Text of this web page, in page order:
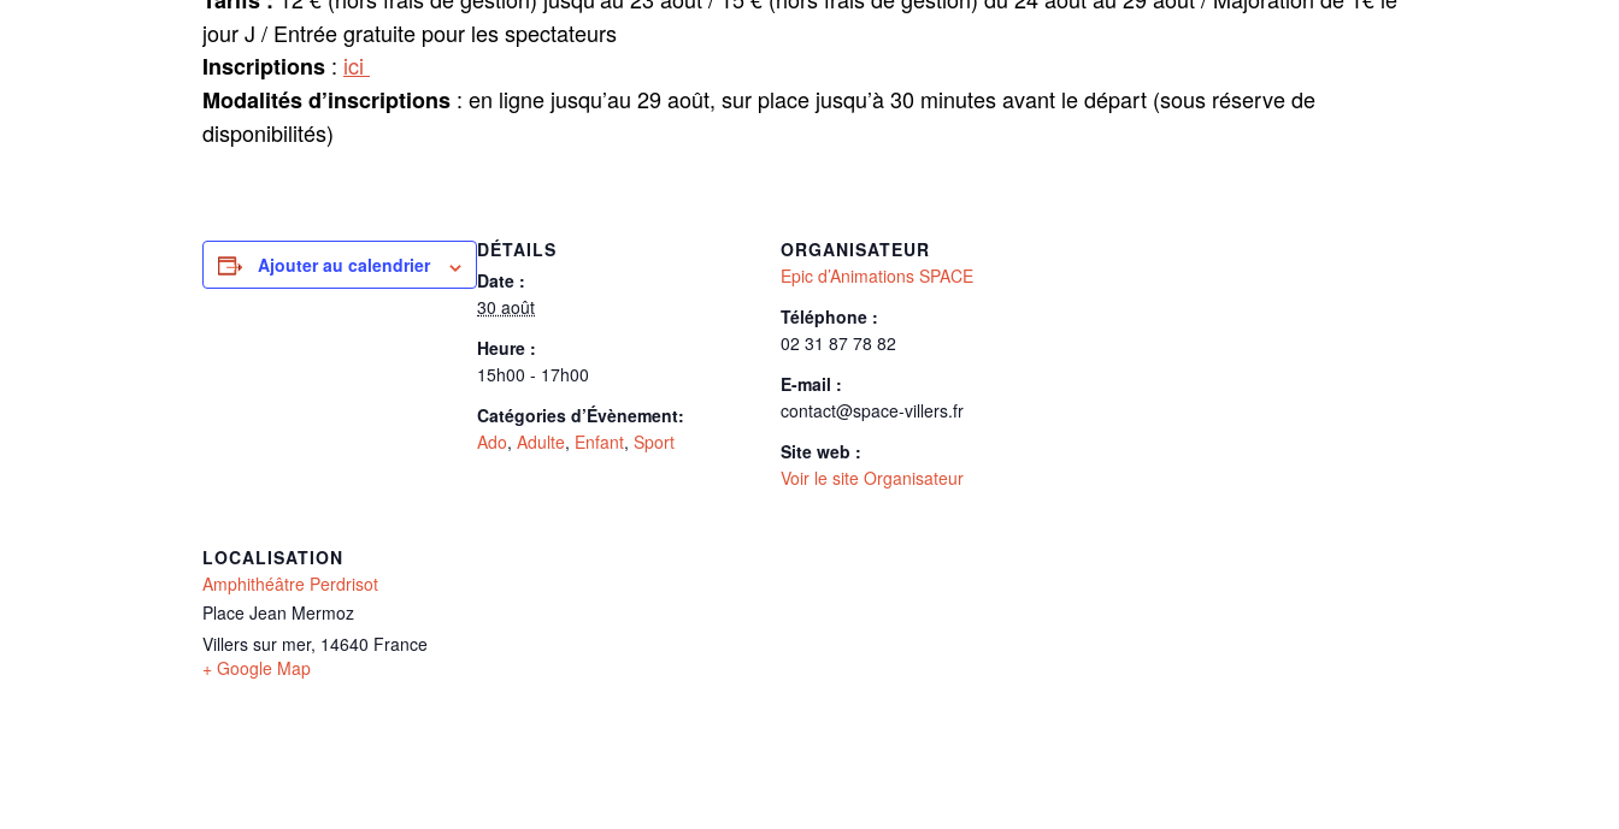
jour J / Entrée gratuite pour les spectateurs
Inscriptions : ici
Modalités d’inscriptions : en ligne jusqu’au 29 août, sur place jusqu’à 30 minutes avant le départ (sous réserve de
disponibilités)
Ajouter au calendrier
DÉTAILS
Date :
30 août
Heure :
15h00 - 17h00
Catégories d’Évènement:
Ado, Adulte, Enfant, Sport
ORGANISATEUR
Epic d’Animations SPACE
Téléphone :
02 31 87 78 82
E-mail :
contact@space-villers.fr
Site web :
Voir le site Organisateur
LOCALISATION
Amphithéâtre Perdrisot
Place Jean Mermoz
Villers sur mer, 14640 France
+ Google Map